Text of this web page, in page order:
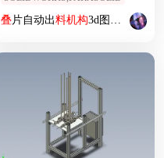
叠片自动出料机构3d图纸 机械结构原理设计 钢片送料